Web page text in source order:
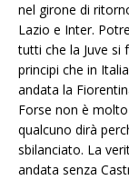
nel girone di
Lazio e Inter.
tutti che la Juve si
principi che in
andata la
Forse non è
qualcuno dirà
sbilanciato. La
andata senza